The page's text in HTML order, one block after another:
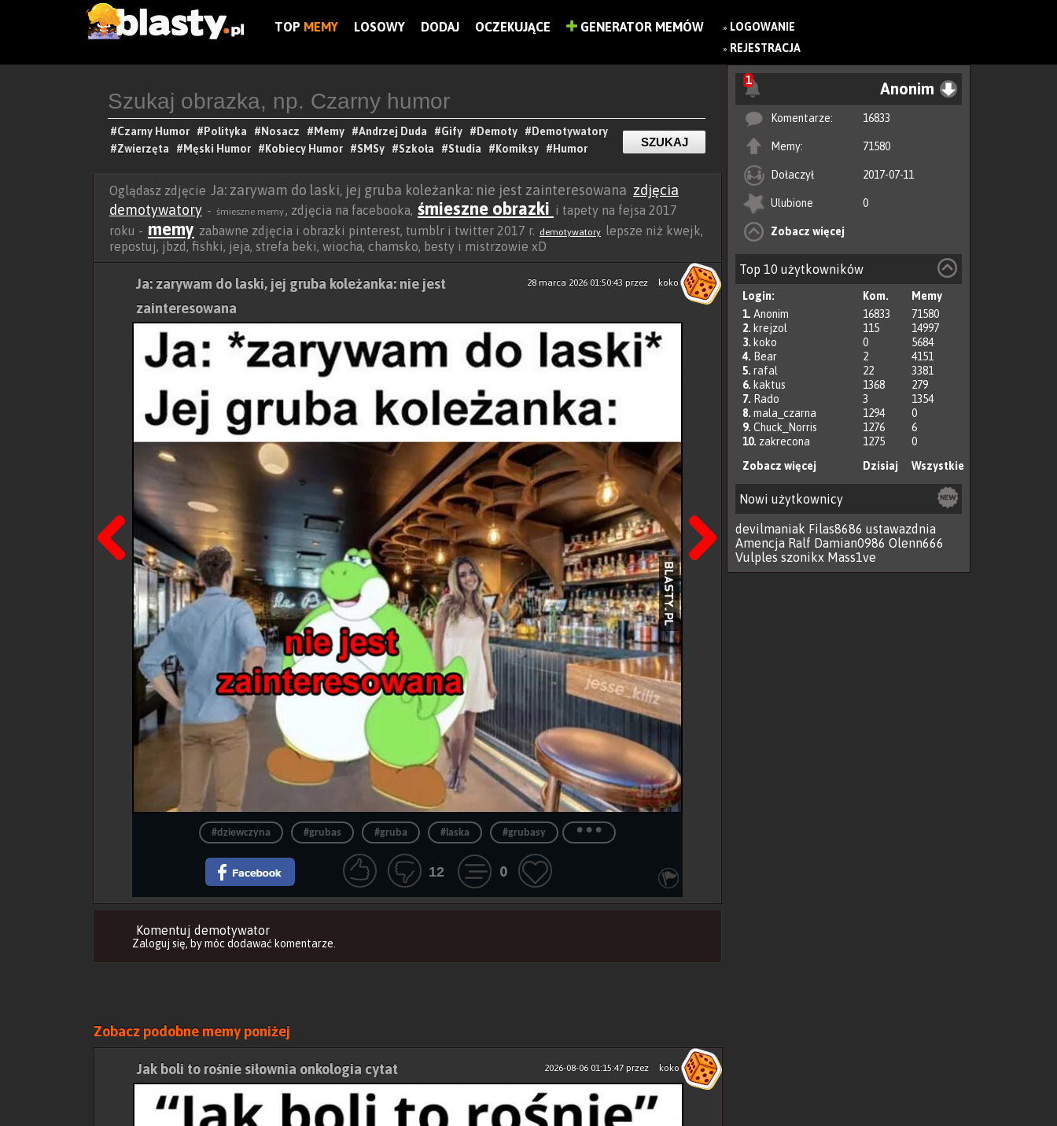
TOP MEMY LOSOWY DODAJ OCZEKUJĄCE GENERATOR MEMÓW » LOGOWANIE
» REJESTRACJA
1 Anonim
Komentarze: 16833
Memy: 71580
Dołaczył 2017-07-11
Ulubione 0
Zobacz więcej
Top 10 użytkowników
Login: Kom.
Memy
1. Anonim 16833
71580
2. krejzol 115
14997
3. koko 0
5684
4. Bear 2
4151
5. rafal 22
3381
6. kaktus 1368
279
7. Rado 3
1354
8. mala_czarna 1294
0
9. Chuck_Norris 1276
6
10. zakrecona 1275
0
Zobacz więcej
Dzisiaj Wszystkie
Nowi użytkownicy
devilmaniak Filas8686 ustawazdnia
Amencja Ralf Damian0986 Olenn666
Vulples szonikx Mass1ve
#Czarny Humor #Polityka #Nosacz #Memy #Andrzej Duda #Gify #Demoty
#Demotywatory
#Zwierzęta
#Męski Humor #Kobiecy Humor #SMSy #Szkoła #Studia #Komiksy #Humor
Oglądasz zdjęcie Ja: zarywam do laski, jej gruba koleżanka: nie jest zainteresowana zdjęcia
demotywatory - śmieszne memy, zdjęcia na facebooka, śmieszne obrazki i tapety na fejsa 2017
roku - memy zabawne zdjęcia i obrazki pinterest, tumblr i twitter 2017 r. demotywatory
lepsze niż kwejk,
repostuj, jbzd, fishki, jeja, strefa beki, wiocha, chamsko, besty i mistrzowie xD
28 marca 2026 01:50:43 przez koko
Ja: zarywam do laski, jej gruba koleżanka: nie jest
zainteresowana
Poprzedni Następna
#dziewczyna #grubas #gruba #laska #grubasy ...
12 0
Komentuj demotywator
Zaloguj się, by móc dodawać komentarze.
Zobacz podobne memy poniżej
2026-08-06 01:15:47przez koko
Jak boli to rośnie siłownia onkologia cytat